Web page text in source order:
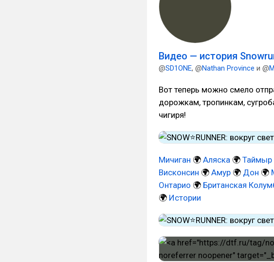
Видео — история
@SD1ONE, @Nathan Province и @
Вот теперь можно смело
дорожкам, тропинкам,
чигиря!
Мичиган 🌍 Аляска 🌍 Таймыр
Висконсин 🌍 Амур 🌍 Дон 🌍
Онтарио 🌍 Британская
🌍 Истории